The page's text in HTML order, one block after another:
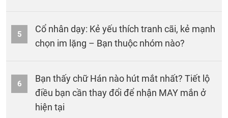
5
Cổ nhân dạy: Kẻ yếu thích tranh cãi, kẻ mạnh
chọn im lặng – Bạn thuộc nhóm nào?
6
Bạn thấy chữ Hán nào hút mắt nhất? Tiết lộ
điều bạn cần thay đổi để nhận MAY mắn ở
hiện tại